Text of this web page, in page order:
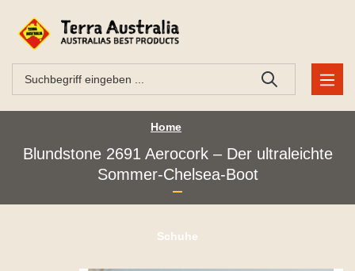
Home
Blundstone 2691 Aerocork – Der ultraleichte
Sommer-Chelsea-Boot
Schuhe